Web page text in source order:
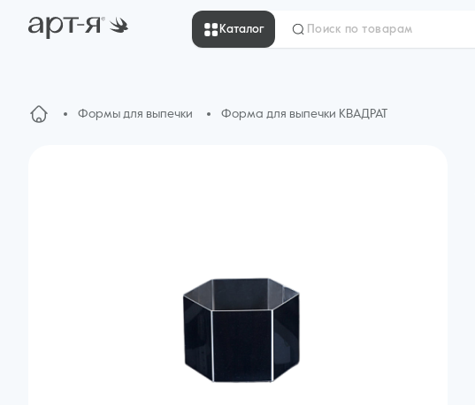
Каталог
Формы для выпечки Форма для выпечки КВАДРАТ